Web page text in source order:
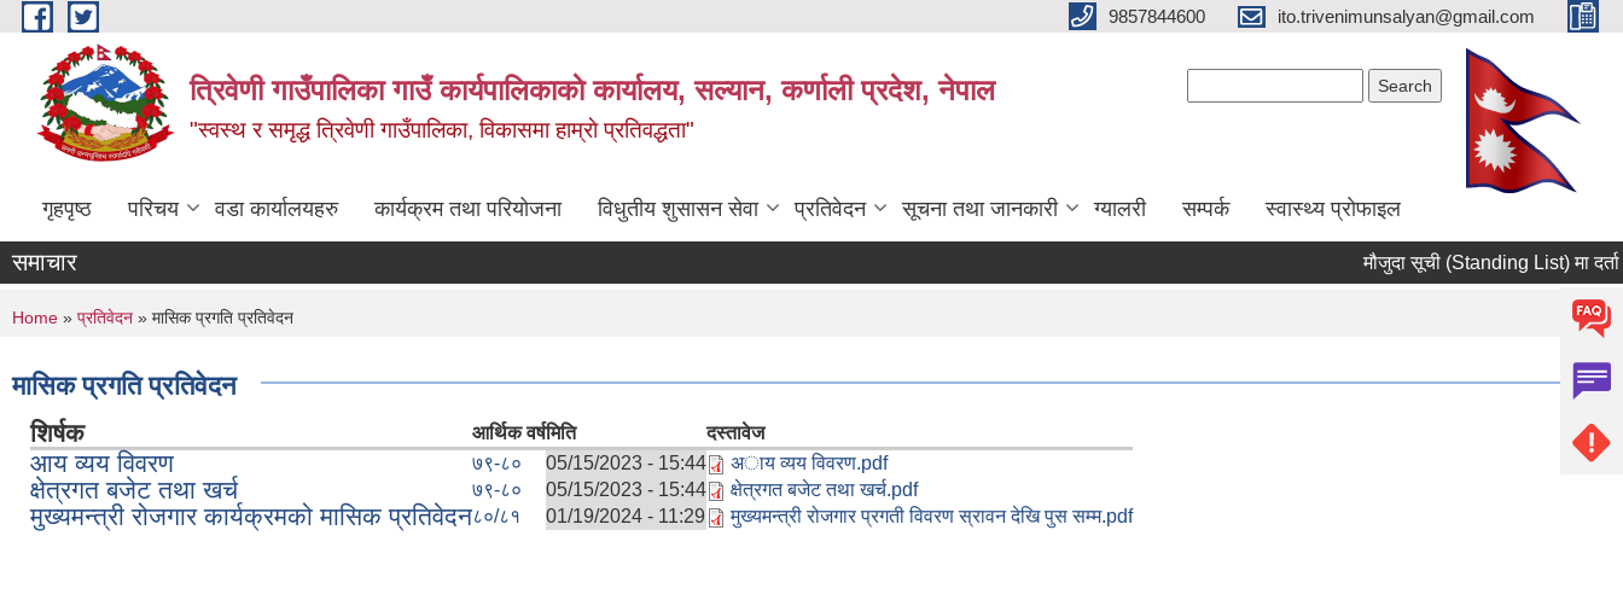
Skip to main content 9857844600 ito.trivenimunsalyan@gmail.com
त्रिवेणी गाउँपालिका गाउँ कार्यपालिकाकाे कार्यालय, सल्यान, कर्णाली प्रदेश, नेपाल
"स्वस्थ र समृद्ध त्रिवेणी गाउँपालिका, विकासमा हाम्राे प्रतिवद्धता"
गृहपृष्ठ परिचय वडा कार्यालयहरु कार्यक्रम तथा परियोजना विधुतीय शुसासन सेवा प्रतिवेदन सूचना तथा जानकारी ग्यालरी सम्पर्क स्वास्थ्य प्राेफाइल
समाचार मौजुदा सूची (Standing List) मा दर्ता
You are here
Home » प्रतिवेदन » मासिक प्रगति प्रतिवेदन
मासिक प्रगति प्रतिवेदन
शिर्षक आर्थिक वर्षमिति दस्तावेज
आय व्यय विवरण ७९-८० 05/15/2023 - 15:44 अाय व्यय विवरण.pdf
क्षेत्रगत बजेट तथा खर्च ७९-८० 05/15/2023 - 15:44 क्षेत्रगत बजेट तथा खर्च.pdf
मुख्यमन्त्री रोजगार कार्यक्रमको मासिक प्रतिवेदन८०/८१ 01/19/2024 - 11:29 मुख्यमन्त्री रोजगार प्रगती विवरण स्रावन देखि पुस सम्म.pdf